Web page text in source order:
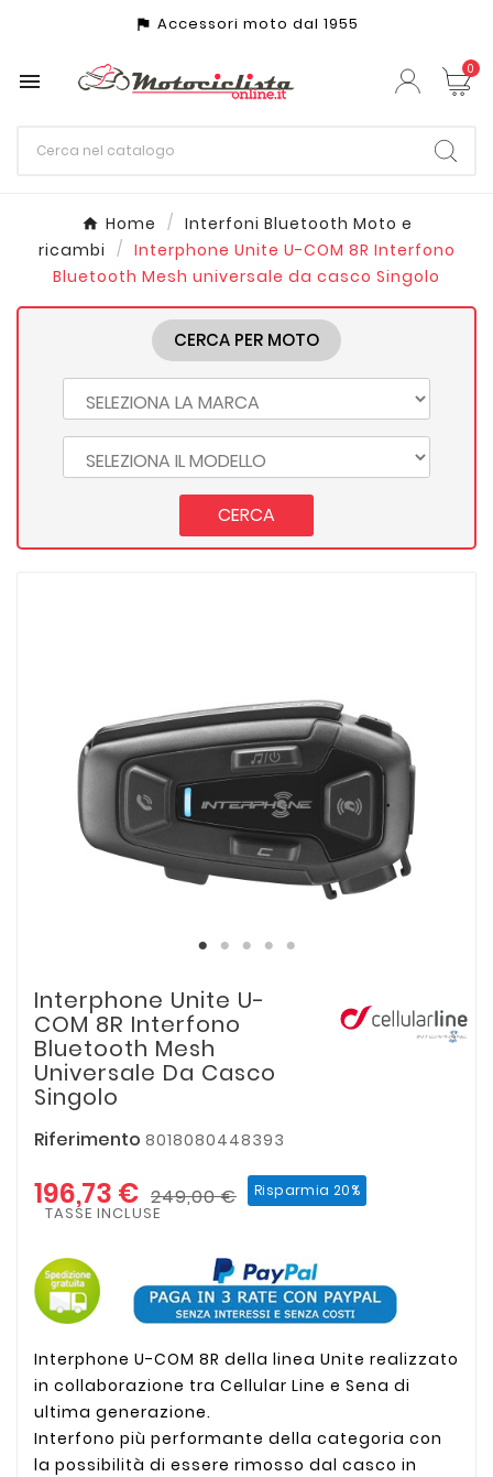
assistant_photo Accessori moto dal 1955
 0
Home
Interfoni Bluetooth Moto e
ricambi
Interphone Unite U-COM 8R Interfono
Bluetooth Mesh universale da casco Singolo
CERCA PER MOTO
CERCA
Interphone Unite U-
COM 8R Interfono
Bluetooth Mesh
Universale Da Casco
Singolo
Riferimento 8018080448393
196,73 € 249,00 € Risparmia 20%
TASSE INCLUSE
Interphone U-COM 8R della linea Unite realizzato
in collaborazione tra Cellular Line e Sena di
ultima generazione.
Interfono più performante della categoria con
la possibilità di essere rimosso dal casco in